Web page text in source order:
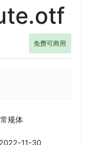
免费可商用
规体
11-30